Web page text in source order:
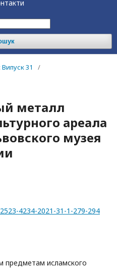
31
/
металл
ареала
музея
4234-2021-31-1-279-294
предметам исламского